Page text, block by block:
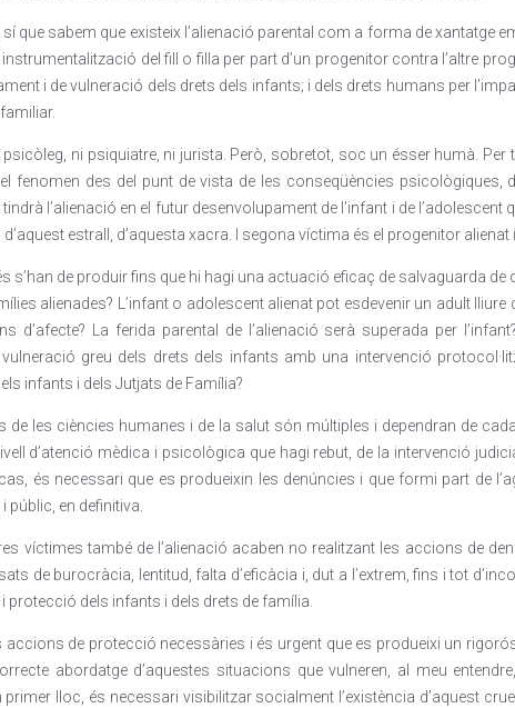
que sabem que existeix l’alienació parental com a forma de xantatge
del fill o filla per part d’un progenitor contra l’altre
i de vulneració dels drets dels infants; i dels drets humans per
ni psiquiatre, ni jurista. Però, sobretot, soc un ésser humà. Per
fenomen des del punt de vista de les conseqüències psicològiques,
l’alienació en el futur desenvolupament de l’infant i de l’adolescent
estrall, d’aquesta xacra. I segona víctima és el progenitor alienat
s’han de produir fins que hi hagi una actuació eficaç de salvaguarda de
alienades? L’infant o adolescent alienat pot esdevenir un adult lliure
d’afecte? La ferida parental de l’alienació serà superada per
greu dels drets dels infants amb una intervenció
infants i dels Jutjats de Família?
de les ciències humanes i de la salut són múltiples i dependran de
d’atenció mèdica i psicològica que hagi rebut, de la intervenció
és necessari que es produeixin les denúncies i que formi part de
en definitiva.
víctimes també de l’alienació acaben no realitzant les accions de
de burocràcia, lentitud, falta d’eficàcia i, dut a l’extrem, fins i tot
protecció dels infants i dels drets de família.
accions de protecció necessàries i és urgent que es produeixi un
abordatge d’aquestes situacions que vulneren, al meu
primer lloc, és necessari visibilitzar socialment l’existència d’aquest